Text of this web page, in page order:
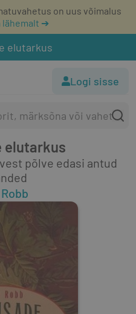
on uus võimalus
lähemalt ➔
elutarkus
Logi sisse
elutarkus
põlve edasi antud